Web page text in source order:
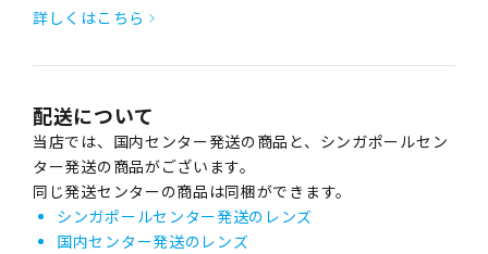
詳しくはこちら
配送について
当店では、国内センター発送の商品と、シンガポールセン
ター発送の商品がございます。
同じ発送センターの商品は同梱ができます。
シンガポールセンター発送のレンズ
国内センター発送のレンズ